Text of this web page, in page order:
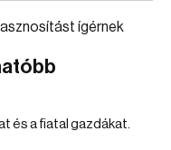
és a fiatal gazdákat.